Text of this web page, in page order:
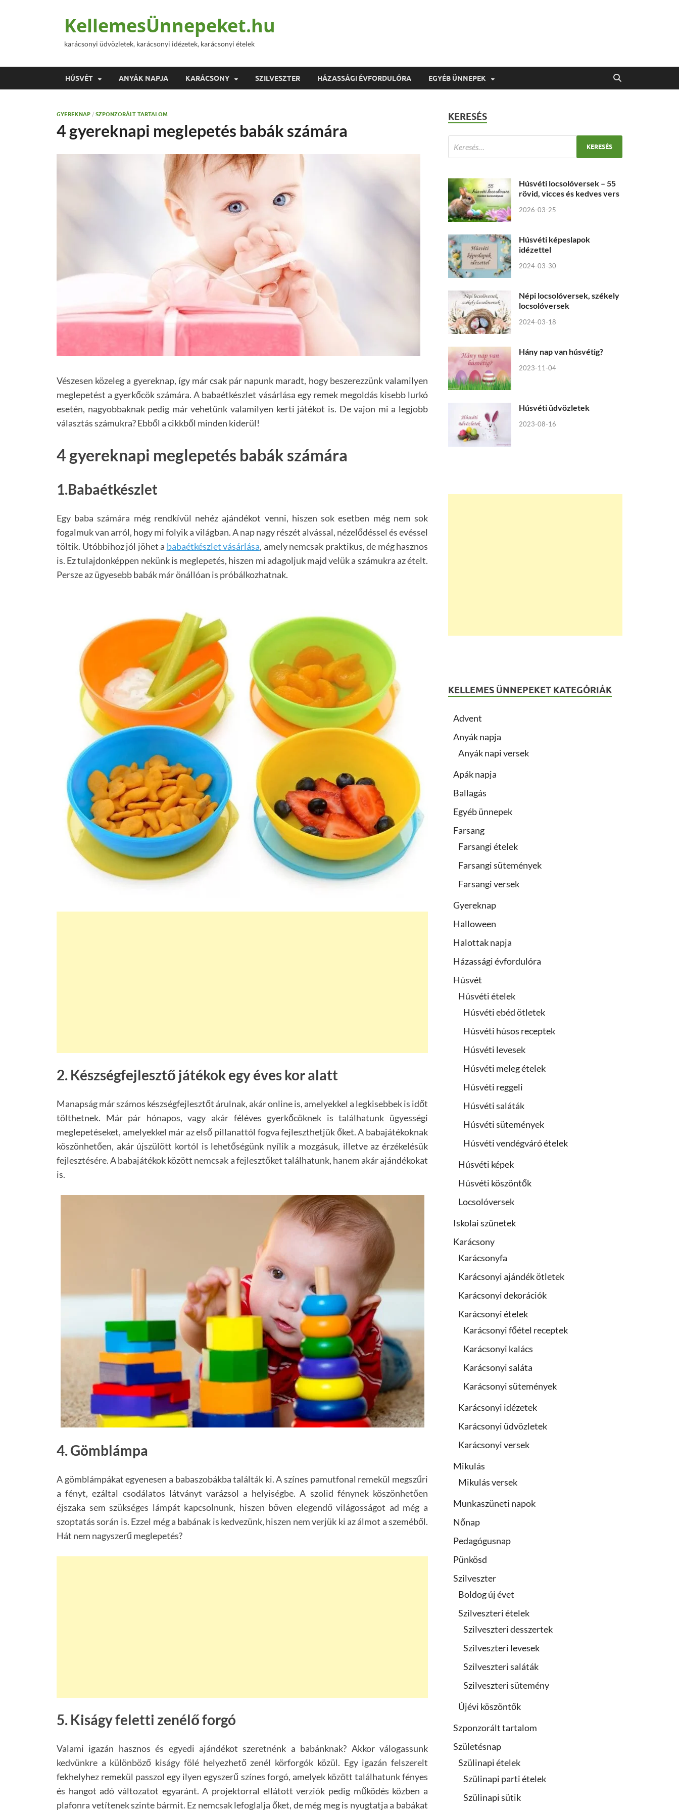
KellemesÜnnepeket.hu
karácsonyi üdvözletek, karácsonyi idézetek, karácsonyi ételek
HÚSVÉT ANYÁK NAPJA KARÁCSONY SZILVESZTER HÁZASSÁGI ÉVFORDULÓRA EGYÉB ÜNNEPEK
GYEREKNAP / SZPONZORÁLT TARTALOM
4 gyereknapi meglepetés babák számára
Vészesen közeleg a gyereknap, így már csak pár napunk maradt, hogy beszerezzünk valamilyen
meglepetést a gyerkőcök számára. A babaétkészlet vásárlása egy remek megoldás kisebb lurkó
esetén, nagyobbaknak pedig már vehetünk valamilyen kerti játékot is. De vajon mi a legjobb
választás számukra? Ebből a cikkből minden kiderül!
4 gyereknapi meglepetés babák számára
1.Babaétkészlet
Egy baba számára még rendkívül nehéz ajándékot venni, hiszen sok esetben még nem sok
fogalmuk van arról, hogy mi folyik a világban. A nap nagy részét alvással, nézelődéssel és evéssel
töltik. Utóbbihoz jól jöhet a babaétkészlet vásárlása, amely nemcsak praktikus, de még hasznos
is. Ez tulajdonképpen nekünk is meglepetés, hiszen mi adagoljuk majd velük a számukra az ételt.
Persze az ügyesebb babák már önállóan is próbálkozhatnak.
2. Készségfejlesztő játékok egy éves kor alatt
Manapság már számos készségfejlesztőt árulnak, akár online is, amelyekkel a legkisebbek is időt
tölthetnek. Már pár hónapos, vagy akár féléves gyerkőcöknek is találhatunk ügyességi
meglepetéseket, amelyekkel már az első pillanattól fogva fejleszthetjük őket. A babajátékoknak
köszönhetően, akár újszülött kortól is lehetőségünk nyílik a mozgásuk, illetve az érzékelésük
fejlesztésére. A babajátékok között nemcsak a fejlesztőket találhatunk, hanem akár ajándékokat
is.
4. Gömblámpa
A gömblámpákat egyenesen a babaszobákba találták ki. A színes pamutfonal remekül megszűri
a fényt, ezáltal csodálatos látványt varázsol a helyiségbe. A szolid fénynek köszönhetően
éjszaka sem szükséges lámpát kapcsolnunk, hiszen bőven elegendő világosságot ad még a
szoptatás során is. Ezzel még a babának is kedvezünk, hiszen nem verjük ki az álmot a szeméből.
Hát nem nagyszerű meglepetés?
5. Kiságy feletti zenélő forgó
Valami igazán hasznos és egyedi ajándékot szeretnénk a babánknak? Akkor válogassunk
kedvünkre a különböző kiságy fölé helyezhető zenél körforgók közül. Egy igazán felszerelt
fekhelyhez remekül passzol egy ilyen egyszerű színes forgó, amelyek között találhatunk fényes
és hangot adó változatot egyaránt. A projektorral ellátott verziók pedig működés közben a
plafonra vetítenek szinte bármit. Ez nemcsak lefoglalja őket, de még meg is nyugtatja a babákat
KERESÉS
Húsvéti locsolóversek – 55
rövid, vicces és kedves vers
2026-03-25
Húsvéti képeslapok
idézettel
2024-03-30
Népi locsolóversek, székely
locsolóversek
2024-03-18
Hány nap van húsvétig?
2023-11-04
Húsvéti üdvözletek
2023-08-16
KELLEMES ÜNNEPEKET KATEGÓRIÁK
Advent
Anyák napja
Anyák napi versek
Apák napja
Ballagás
Egyéb ünnepek
Farsang
Farsangi ételek
Farsangi sütemények
Farsangi versek
Gyereknap
Halloween
Halottak napja
Házassági évfordulóra
Húsvét
Húsvéti ételek
Húsvéti ebéd ötletek
Húsvéti húsos receptek
Húsvéti levesek
Húsvéti meleg ételek
Húsvéti reggeli
Húsvéti saláták
Húsvéti sütemények
Húsvéti vendégváró ételek
Húsvéti képek
Húsvéti köszöntők
Locsolóversek
Iskolai szünetek
Karácsony
Karácsonyfa
Karácsonyi ajándék ötletek
Karácsonyi dekorációk
Karácsonyi ételek
Karácsonyi főétel receptek
Karácsonyi kalács
Karácsonyi saláta
Karácsonyi sütemények
Karácsonyi idézetek
Karácsonyi üdvözletek
Karácsonyi versek
Mikulás
Mikulás versek
Munkaszüneti napok
Nőnap
Pedagógusnap
Pünkösd
Szilveszter
Boldog új évet
Szilveszteri ételek
Szilveszteri desszertek
Szilveszteri levesek
Szilveszteri saláták
Szilveszteri sütemény
Újévi köszöntők
Szponzorált tartalom
Születésnap
Szülinapi ételek
Szülinapi parti ételek
Szülinapi sütik